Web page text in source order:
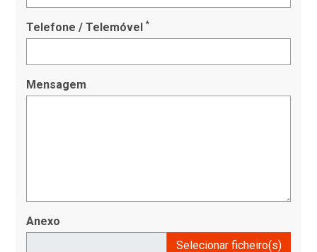
Telefone / Telemóvel*
Mensagem
Anexo
Selecionar ficheiro(s)